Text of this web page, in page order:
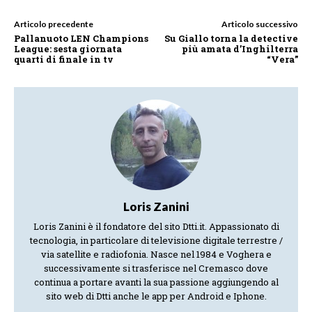
Articolo precedente
Pallanuoto LEN Champions
League: sesta giornata
quarti di finale in tv
Articolo successivo
Su Giallo torna la detective
più amata d’Inghilterra
“Vera”
Loris Zanini
Loris Zanini è il fondatore del sito Dtti.it. Appassionato di
tecnologia, in particolare di televisione digitale terrestre /
via satellite e radiofonia. Nasce nel 1984 e Voghera e
successivamente si trasferisce nel Cremasco dove
continua a portare avanti la sua passione aggiungendo al
sito web di Dtti anche le app per Android e Iphone.